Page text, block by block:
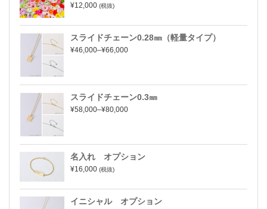
¥12,000 (税抜)
スライドチェーン0.28㎜（軽量タイプ）
¥46,000–¥66,000
スライドチェーン0.3㎜
¥58,000–¥80,000
名入れ オプション
¥16,000 (税抜)
イニシャル オプション